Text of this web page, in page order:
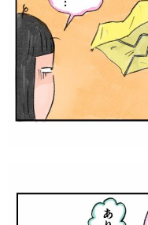
「こそだてまっぷ」とは
サイトのご利⽤にあたって